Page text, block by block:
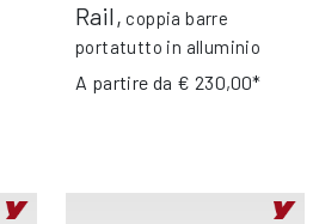
Rail, coppia barre
portatutto in alluminio
A partire da € 230,00*